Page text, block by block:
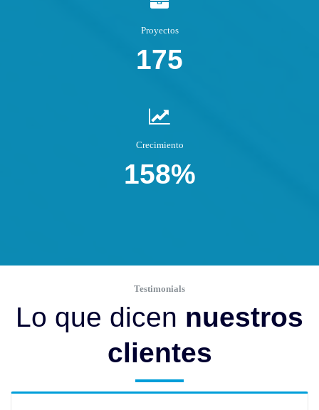
Proyectos
175
Crecimiento
158%
Testimonials
Lo que dicen nuestros
clientes